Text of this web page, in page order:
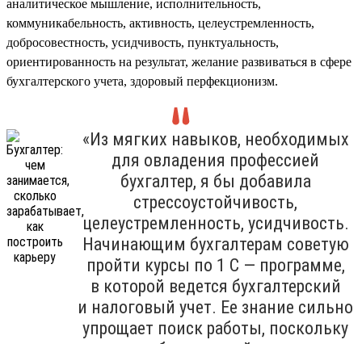
аналитическое мышление, исполнительность,
коммуникабельность, активность, целеустремленность,
добросовестность, усидчивость, пунктуальность,
ориентированность на результат, желание развиваться в сфере
бухгалтерского учета, здоровый перфекционизм.
«Из мягких навыков, необходимых
для овладения профессией
бухгалтер, я бы добавила
стрессоустойчивость,
целеустремленность, усидчивость.
Начинающим бухгалтерам советую
пройти курсы по 1 С — программе,
в которой ведется бухгалтерский
и налоговый учет. Ее знание сильно
упрощает поиск работы, поскольку